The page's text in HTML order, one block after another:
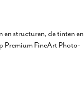
en structuren, de tinten en
Premium FineArt Photo-